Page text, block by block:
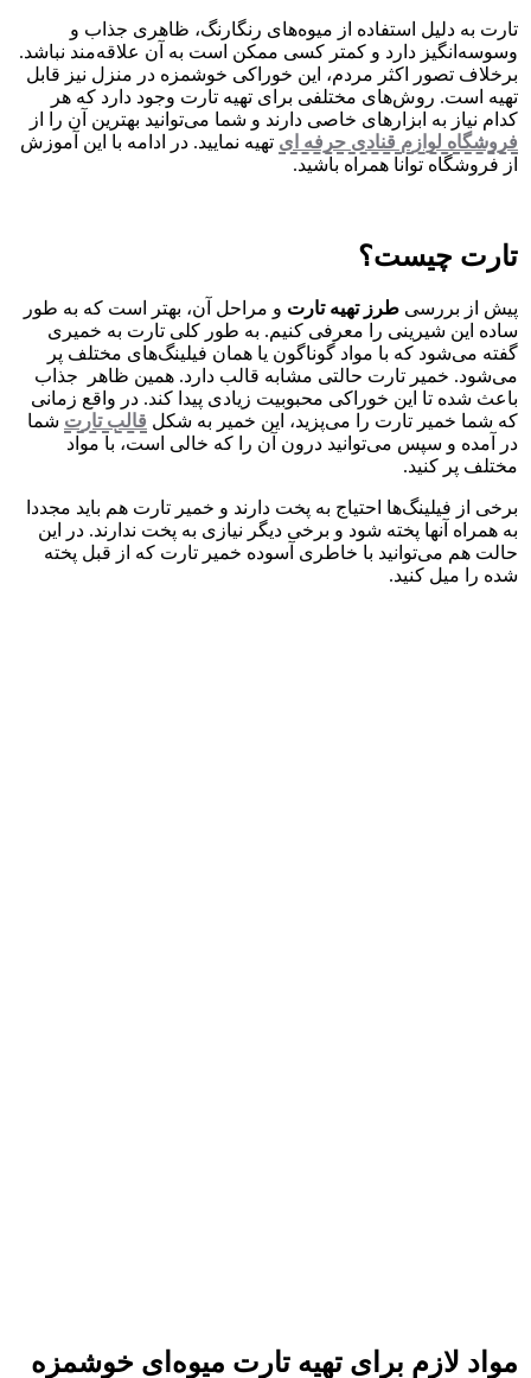
تارت به دلیل استفاده از میوه‌های رنگارنگ، ظاهری جذاب و
وسوسه‌انگیز دارد و کمتر کسی ممکن است به آن علاقه‌مند نباشد.
برخلاف تصور اکثر مردم، این خوراکی خوشمزه در منزل نیز قابل
‌تهیه است. روش‌های مختلفی برای تهیه تارت وجود دارد که هر
کدام نیاز به ابزارهای خاصی دارند و شما می‌توانید بهترین آن را از
فروشگاه لوازم قنادی حرفه ای تهیه نمایید. در ادامه با این آموزش
از فروشگاه توانا همراه باشید.
تارت چیست؟
پیش از بررسی طرز تهیه تارت و مراحل آن، بهتر است که به طور
ساده این شیرینی را معرفی کنیم. به طور کلی تارت به خمیری
گفته می‌شود که با مواد گوناگون یا همان فیلینگ‌های مختلف پر
می‌شود. خمیر تارت حالتی مشابه قالب دارد. همین ظاهر جذاب
باعث شده تا این خوراکی محبوبیت زیادی پیدا کند. در واقع زمانی
که شما خمیر تارت را می‌پزید، این خمیر به شکل قالب تارت شما
در آمده و سپس می‌توانید درون آن را که خالی است، با مواد
مختلف پر کنید.
برخی از فیلینگ‌ها احتیاج به پخت دارند و خمیر تارت هم باید مجددا
به همراه آن‎ها پخته شود و برخی دیگر نیازی به پخت ندارند. در این
حالت هم می‌توانید با خاطری آسوده خمیر تارت که از قبل پخته
شده را میل کنید.
مواد لازم‌ برای تهیه تارت میوه‌ای خوشمزه